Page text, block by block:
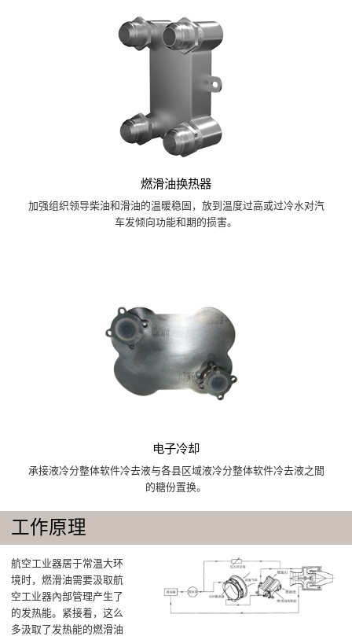
燃滑油换热器
加强组织领导柴油和滑油的温暖稳固，放到温度过高或过冷水对汽
车发倾向功能和期的损害。
电子冷却
承接液冷分整体软件冷去液与各县区域液冷分整体软件冷去液之間
的糖份置换。
工作原理
航空工业器居于常温大环
境时，燃滑油需要汲取航
空工业器內部管理产生了
的发热能。紧接着，这么
多汲取了发热能的燃滑油